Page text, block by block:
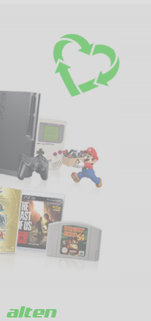
alten